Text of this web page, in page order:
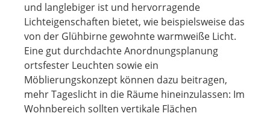
und langlebiger ist und hervorragende
Lichteigenschaften bietet, wie beispielsweise das
von der Glühbirne gewohnte warmweiße Licht.
Eine gut durchdachte Anordnungsplanung
ortsfester Leuchten sowie ein
Möblierungskonzept können dazu beitragen,
mehr Tageslicht in die Räume hineinzulassen: Im
Wohnbereich sollten vertikale Flächen